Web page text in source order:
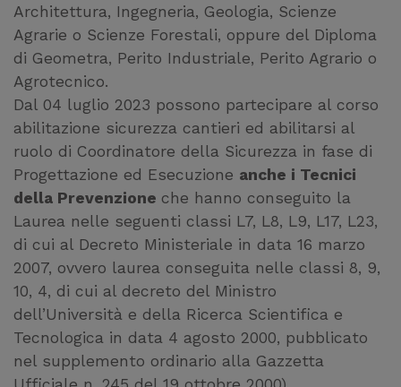
Architettura, Ingegneria, Geologia, Scienze
Agrarie o Scienze Forestali, oppure del Diploma
di Geometra, Perito Industriale, Perito Agrario o
Agrotecnico.
Dal 04 luglio 2023 possono partecipare al corso
abilitazione sicurezza cantieri ed abilitarsi al
ruolo di Coordinatore della Sicurezza in fase di
Progettazione ed Esecuzione anche i Tecnici
della Prevenzione che hanno conseguito la
Laurea nelle seguenti classi L7, L8, L9, L17, L23,
di cui al Decreto Ministeriale in data 16 marzo
2007, ovvero laurea conseguita nelle classi 8, 9,
10, 4, di cui al decreto del Ministro
dell’Università e della Ricerca Scientifica e
Tecnologica in data 4 agosto 2000, pubblicato
nel supplemento ordinario alla Gazzetta